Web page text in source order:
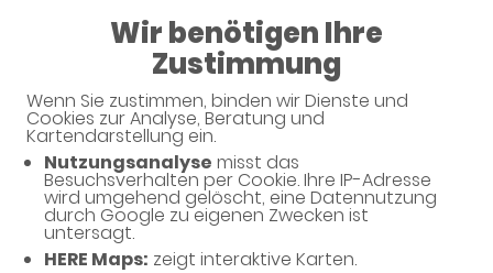
Wir benötigen Ihre
Zustimmung
Wenn Sie zustimmen, binden wir Dienste und
Cookies zur Analyse, Beratung und
Kartendarstellung ein.
Nutzungsanalyse misst das
Besuchsverhalten per Cookie. Ihre IP-Adresse
wird umgehend gelöscht, eine Datennutzung
durch Google zu eigenen Zwecken ist
untersagt.
HERE Maps: zeigt interaktive Karten.
08:00 - 20:00
Apotheke in Wersten
Haben Sie noch Fragen?
Dann schreiben Sie uns einfach eine Nachricht oder
rufen Sie uns direkt unter 0211 - 7580840 an. Wir